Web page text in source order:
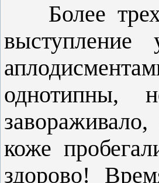
Более трех
выступление
однотипны,
коже
здорово!